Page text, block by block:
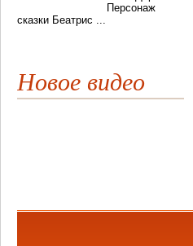
Персонаж
сказки Беатрис ...
Новое видео